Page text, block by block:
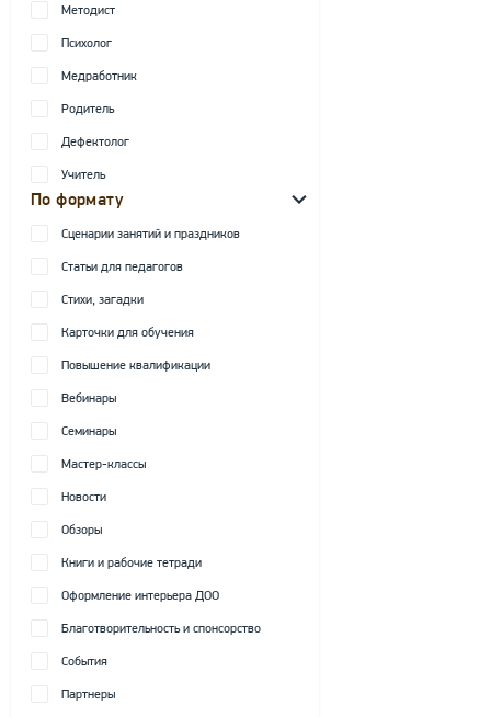
Методист
Психолог
Медработник
Родитель
Дефектолог
Учитель
По формату
Сценарии занятий и праздников
Статьи для педагогов
Стихи, загадки
Карточки для обучения
Повышение квалификации
Вебинары
Семинары
Мастер-классы
Новости
Обзоры
Книги и рабочие тетради
Оформление интерьера ДОО
Благотворительность и спонсорство
События
Партнеры